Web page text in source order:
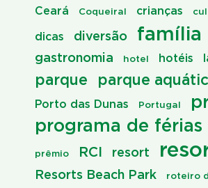
Ceará Coqueiral crianças
dicas diversão família
gastronomia hotel hotéis
parque parque
Porto das Dunas
Portugal
programa de férias
prêmio RCI resort
Resorts Beach Park roteiro